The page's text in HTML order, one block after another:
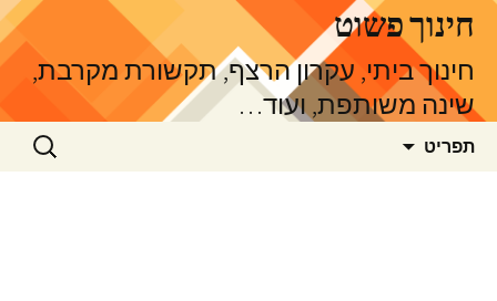
לדלג
לתוכןחינוך פשוט
חינוך ביתי, עקרון הרצף, תקשורת מקרבת,
שינה משותפת, ועוד…
תפריט חיפוש: